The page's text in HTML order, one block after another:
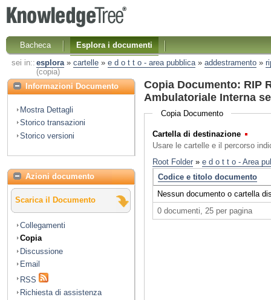
Bacheca
Esplora i documenti
sei in:: esplora» cartelle» e d o t t o - area pubblica» addestramento»
(copia)
Informazioni Documento
Mostra Dettagli
Storico transazioni
Storico versioni
Azioni documento
Scarica il Documento
Collegamenti
Copia
Discussione
Email
RSS
Richiesta di assistenza
Copia Documento: RIP
Ambulatoriale Interna
Copia Documento
Cartella di destinazione
Usare le cartelle e il percorso